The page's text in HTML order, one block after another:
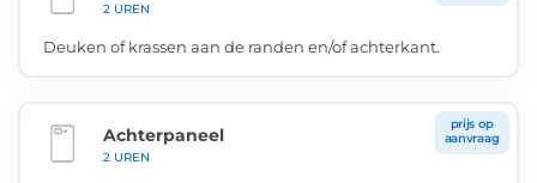
2 UREN
Deuken of krassen aan de randen en/of achterkant.
Achterpaneel
2 UREN
prijs op
aanvraag